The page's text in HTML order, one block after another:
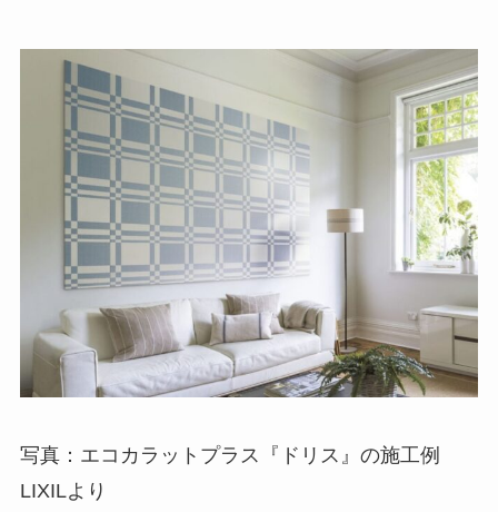
写真：エコカラットプラス『ドリス』の施工例
LIXILより